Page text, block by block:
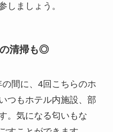
しましょう。
清掃も◎
間に、4回こちらのホ
つもホテル内施設、部
。気になる匂いもな